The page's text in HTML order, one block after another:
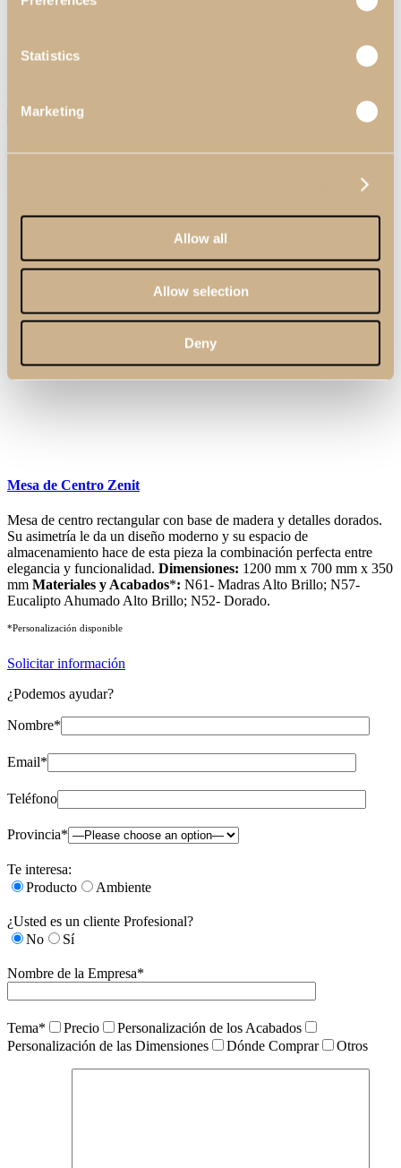
Statistics
Marketing
Allow all
Allow selection
Deny
¿Suscribirse a nuestra Newsletter?
Mesa de Centro Zenit
Mesa de centro rectangular con base de madera y detalles dorados.
Su asimetría le da un diseño moderno y su espacio de
almacenamiento hace de esta pieza la combinación perfecta entre
elegancia y funcionalidad. Dimensiones: 1200 mm x 700 mm x 350
mm Materiales y Acabados*: N61- Madras Alto Brillo; N57-
Eucalipto Ahumado Alto Brillo; N52- Dorado.
*Personalización disponible
Solicitar información
¿Podemos ayudar?
Nombre*
Email*
Teléfono
Provincia*
Te interesa:
Producto
Ambiente
¿Usted es un cliente Profesional?
No
Sí
Nombre de la Empresa*
Tema* Precio
Personalización de los Acabados
Personalización de las Dimensiones
Dónde Comprar Otros